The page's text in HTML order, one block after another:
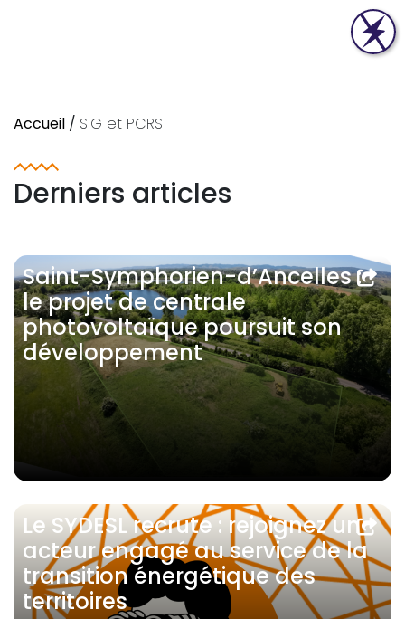
Accueil / SIG et PCRS
Derniers articles
Saint-Symphorien-d’Ancelles :
le projet de centrale
photovoltaïque poursuit son
développement
Le SYDESL recrute : rejoignez un
acteur engagé au service de la
transition énergétique des
territoires